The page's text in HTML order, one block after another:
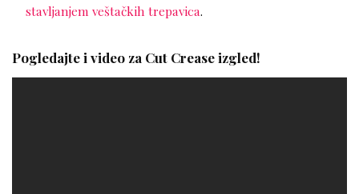
stavljanjem veštačkih trepavica.
Pogledajte i video za Cut Crease izgled!